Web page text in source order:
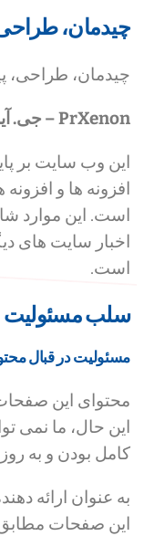
چیدمان،
چیدمان، طراحی،
PrXenon – جی. آیزنمن
این وب سایت بر
افزونه ها و
است. این موارد
اخبار سایت های
است.
سلب مسئولیت
مسئولیت در قبال
محتوای این
این حال، ما نمی
کامل بودن و به
به عنوان ارائه